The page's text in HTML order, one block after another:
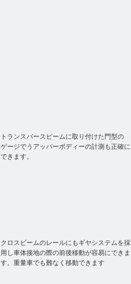
トランスバースビームに取り付けた門型の
ゲージでうアッパーボディーの計測も正確に
できます。
クロスビームのレールにもギヤシステムを採
用し車体接地の際の前後移動が容易にできま
す。重量車でも難なく移動できます